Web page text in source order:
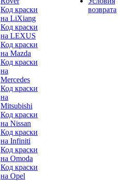
Код краски
на LiXiang
Код краски
на LEXUS
Код краски
на Mazda
Код краски
на
Mercedes
Код краски
на
Mitsubishi
Код краски
на Nissan
Код краски
на Infiniti
Код краски
на Omoda
Код краски
на Opel
возврата